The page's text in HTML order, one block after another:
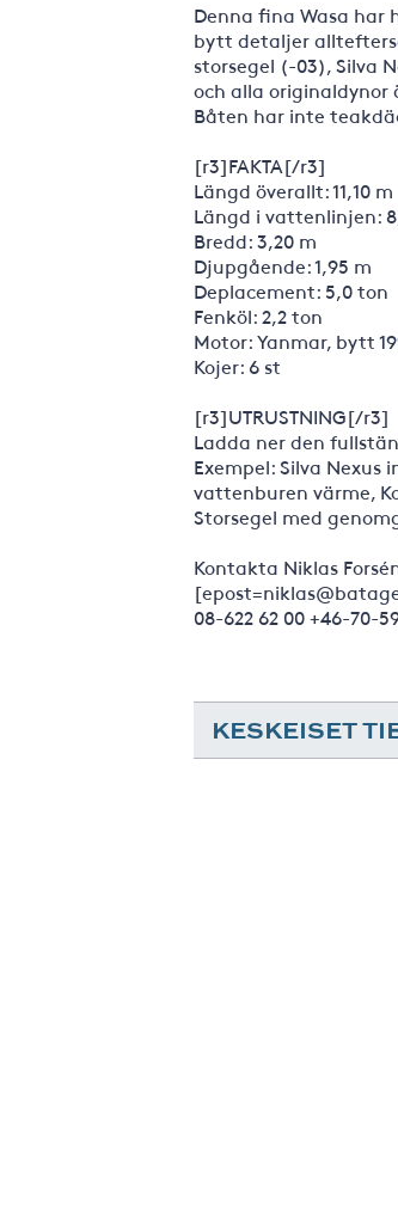
Denna fina Wasa har
bytt detaljer
storsegel (-03), Silva
och alla originaldynor
Båten har inte
[r3]FAKTA[/r3]
Längd överallt: 11,10 m
Längd i vattenlinjen:
Bredd: 3,20 m
Djupgående: 1,95 m
Deplacement: 5,0 ton
Fenköl: 2,2 ton
Motor: Yanmar, bytt
Kojer: 6 st
[r3]UTRUSTNING[/r3]
Ladda ner den
Exempel: Silva
vattenburen värme,
Storsegel med
Kontakta Niklas
08-622 62 00 +46-70-
KESKEISET